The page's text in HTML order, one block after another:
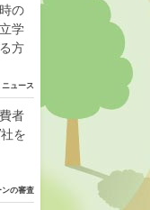
の
学
方
ュース
者
を
ンの審査